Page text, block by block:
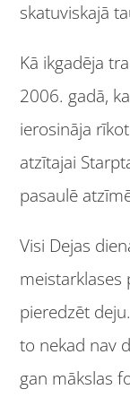
skatuviskajā
Kā ikgadēja
2006. gadā,
ierosināja
atzītajai
pasaulē
Visi Dejas
meistarklases
pieredzēt
to nekad nav
gan mākslas